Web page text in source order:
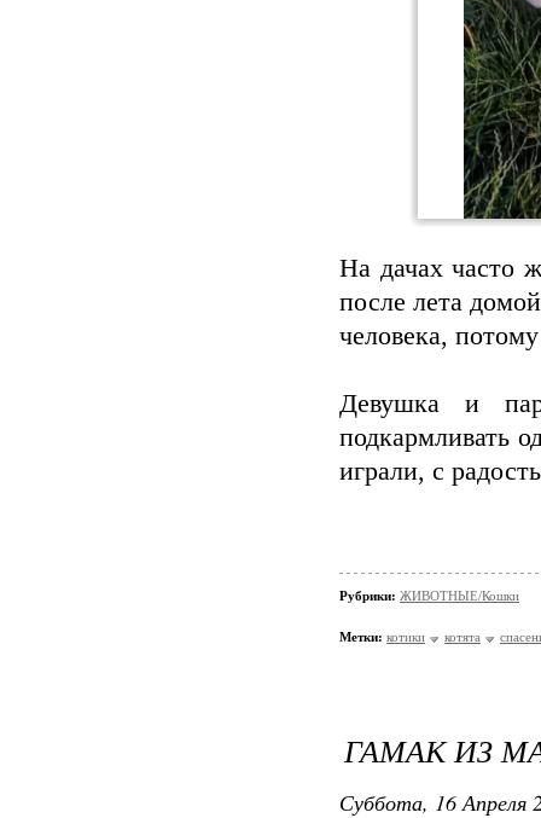
На дачах часто
после лета
человека,
Девушка и
подкармливать
играли, с
Рубрики: ЖИВОТНЫЕ/Кошки
Метки: котики котята
ГАМАК ИЗ
Суббота, 16 Апреля